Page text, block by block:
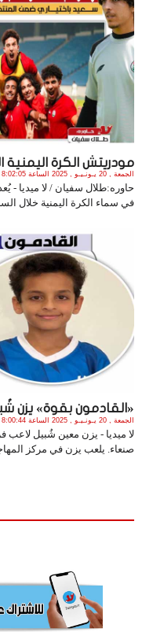
مودريتش الكرة
الجمعة , 20 يـونـيـو , 2025 الساعة 8:02:05 PM
حاوره:طلال سفيان / لا ميديا -
في سماء الكرة اليمنية خلال
«القادمون بقوة» يزن
الجمعة , 20 يـونـيـو , 2025 الساعة 8:00:44 PM
لا ميديا - يزن معين شُبيل لاعب
صنعاء. يلعب يزن في مركز